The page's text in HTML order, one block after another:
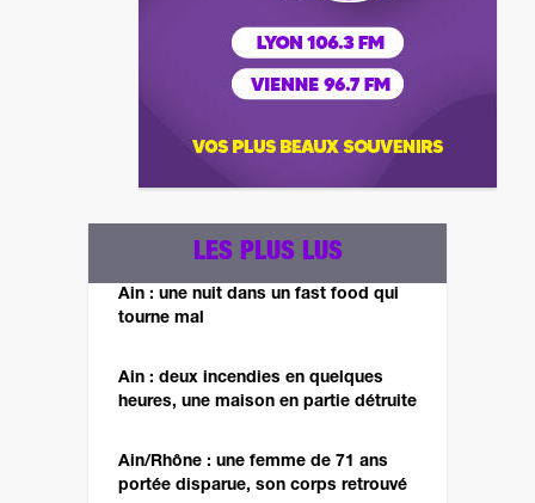
LES PLUS LUS
Ain : une nuit dans un fast food qui
tourne mal
Ain : deux incendies en quelques
heures, une maison en partie détruite
Ain/Rhône : une femme de 71 ans
portée disparue, son corps retrouvé